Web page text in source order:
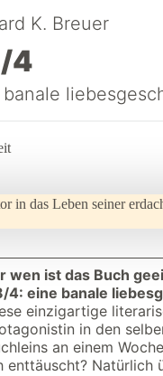
K. Breuer
4
in das Leben seiner
wen ist das Buch
4: eine banale
einzigartige
in den
an einem
enttäuscht? Natürlich